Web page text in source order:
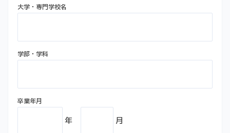
大学・専門学校名
学部・学科
卒業年月
年 月